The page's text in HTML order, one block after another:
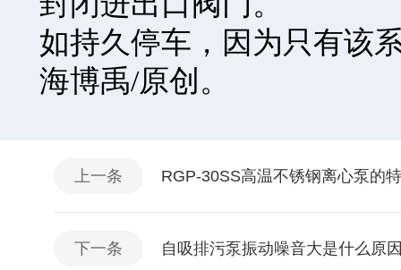
如持久停车，因为只有该
海博禹/原创。
上一条 RGP-30SS高温不锈钢离心泵的
下一条 自吸排污泵振动噪音大是什么原